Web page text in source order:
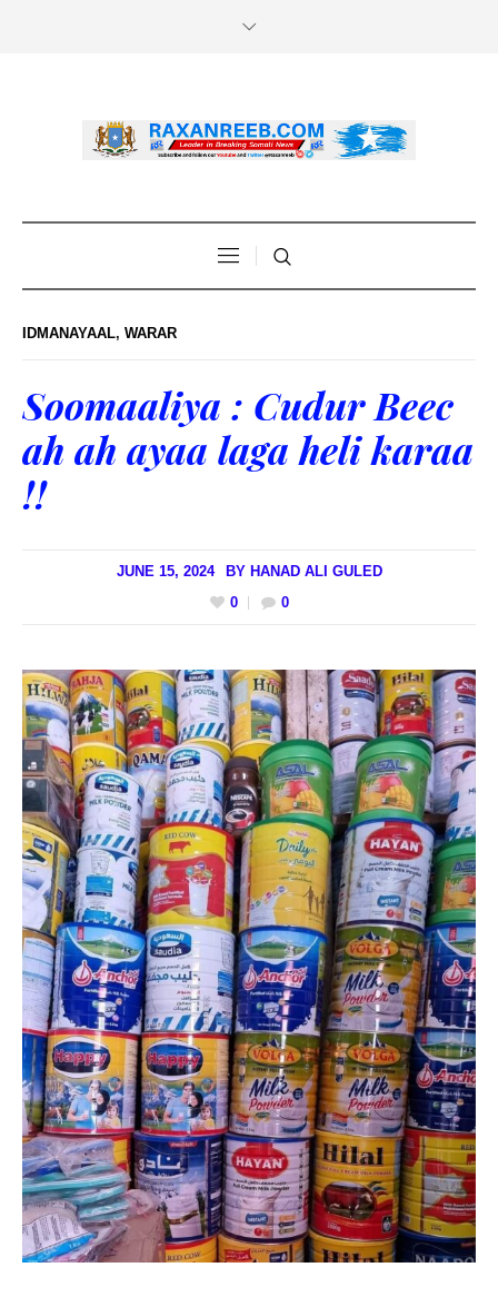
IDMANAYAAL, WARAR
Soomaaliya : Cudur Beec
ah ah ayaa laga heli karaa
!!
JUNE 15, 2024 BY HANAD ALI GULED
0
0